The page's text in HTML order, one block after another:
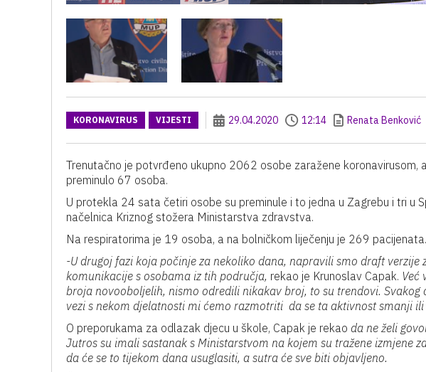
KORONAVIRUS VIJESTI 29.04.2020 12:14 Renata Benković
Trenutačno je potvrđeno ukupno 2062 osobe zaražene koronavirusom,
preminulo 67 osoba.
U protekla 24 sata četiri osobe su preminule i to jedna u Zagrebu i tri u
načelnica Kriznog stožera Ministarstva zdravstva.
Na respiratorima je 19 osoba, a na bolničkom liječenju je 269 pacijenata.
-U drugoj fazi koja počinje za nekoliko dana, napravili smo draft verzije
komunikacije s osobama iz tih područja, rekao je Krunoslav Capak. Već
broja novooboljelih, nismo odredili nikakav broj, to su trendovi. Svakog
vezi s nekom djelatnosti mi ćemo razmotriti da se ta aktivnost smanji
O preporukama za odlazak djecu u škole, Capak je rekao da ne želi
Jutros su imali sastanak s Ministarstvom na kojem su tražene izmjene
da će se to tijekom dana usuglasiti, a sutra će sve biti objavljeno.